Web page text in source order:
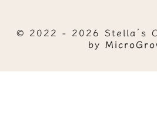
© 2022 - 2026 Stella’s
by